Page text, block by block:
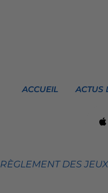
ACCUEIL ACTUS
RÈGLEMENT DES JEUX